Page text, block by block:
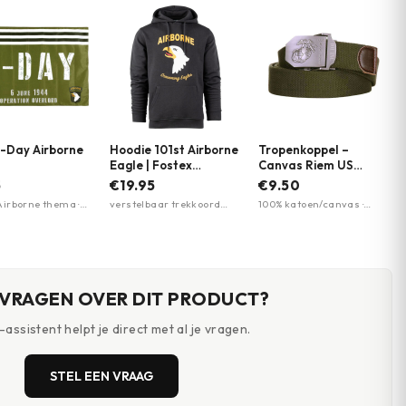
Day Airborne
thema ·
Hoodie 101st Airborne
Eagle | Fostex
Garments | Antraciet
€19.95
verstelbaar trekkoord
Tropenkoppel –
Canvas Riem US
Marines | 101 INC. |
€9.50
100% katoen/canvas ·
OVER DIT PRODUCT?
assistent helpt je direct met al je vragen.
STEL EEN VRAAG